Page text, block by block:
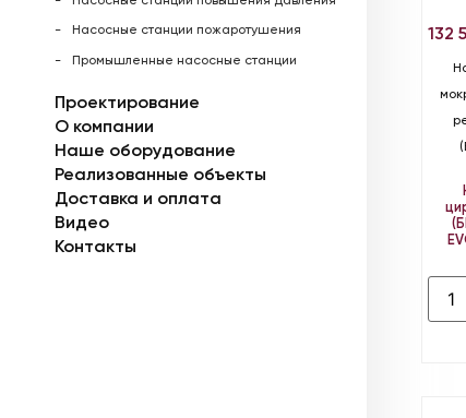
Насосные станции пожаротушения
Промышленные насосные станции
Проектирование
О компании
Наше оборудование
Реализованные объекты
Доставка и оплата
Видео
Контакты
132